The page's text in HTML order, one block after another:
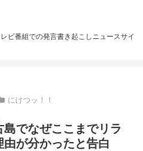
ビ番組での発言書き起こしニュースサイ
にけつッ！！
でなぜここまでリラ
が分かったと告白